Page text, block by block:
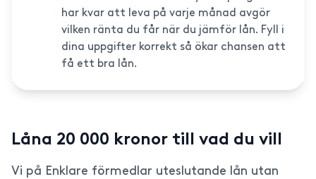
har kvar att leva på varje månad avgör
vilken ränta du får när du jämför lån. Fyll i
dina uppgifter korrekt så ökar chansen att
få ett bra lån.
Låna 20 000 kronor till vad du vill
Vi på Enklare förmedlar uteslutande lån utan